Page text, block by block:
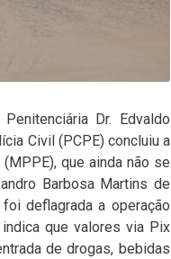
Dr. Edvaldo
Civil (PCPE) concluiu a
que ainda não se
Barbosa Martins de
deflagrada a operação
que valores via Pix
de drogas, bebidas